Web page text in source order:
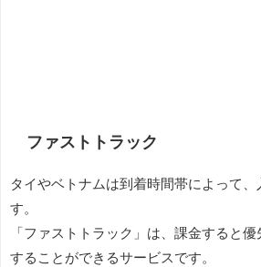
ファストトラック
タイやベトナムは到着時間帯によって、
す。
「ファストトラック」は、課金すると
することができるサービスです。